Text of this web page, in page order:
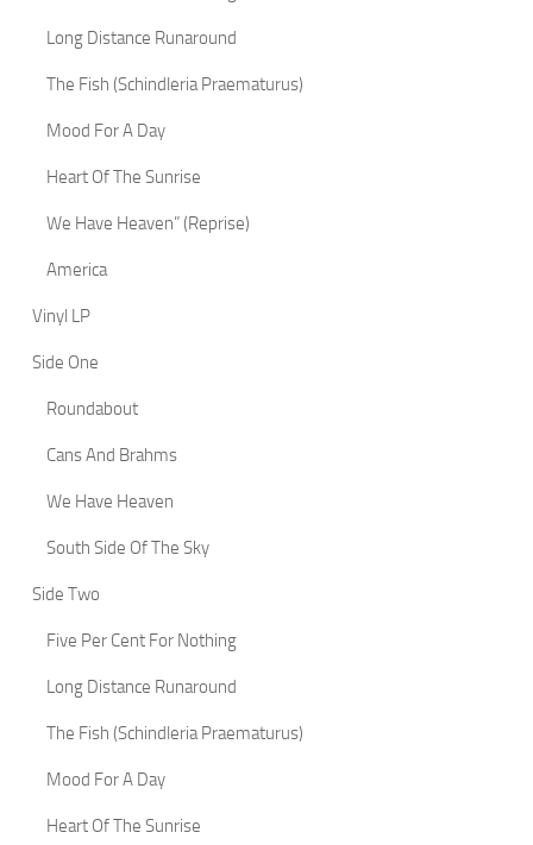
Long Distance Runaround
The Fish (Schindleria Praematurus)
Mood For A Day
Heart Of The Sunrise
We Have Heaven” (Reprise)
America
Vinyl LP
Side One
Roundabout
Cans And Brahms
We Have Heaven
South Side Of The Sky
Side Two
Five Per Cent For Nothing
Long Distance Runaround
The Fish (Schindleria Praematurus)
Mood For A Day
Heart Of The Sunrise